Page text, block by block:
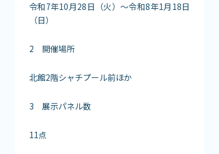
令和7年10月28日（火）～令和8年1月18日
（日）
2 開催場所
北館2階シャチプール前ほか
3 展示パネル数
11点